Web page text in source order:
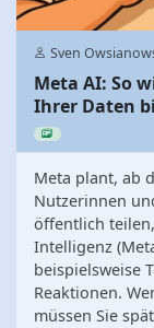
Sven
Meta AI: So
Ihrer Daten
Meta plant, ab
Nutzerinnen
öffentlich
Intelligenz
beispielsweise
Reaktionen.
müssen Sie